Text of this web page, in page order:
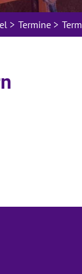
ich die ARV
bekommen
> Termine >